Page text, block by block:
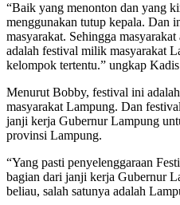
“Baik yang menonton dan yang
menggunakan tutup kepala. Dan
masyarakat. Sehingga
adalah festival milik masyarakat
kelompok tertentu.” ungkap
Menurut Bobby, festival ini
masyarakat Lampung. Dan
janji kerja Gubernur Lampung
provinsi Lampung.
“Yang pasti penyelenggaraan
bagian dari janji kerja Gubernur
beliau, salah satunya adalah